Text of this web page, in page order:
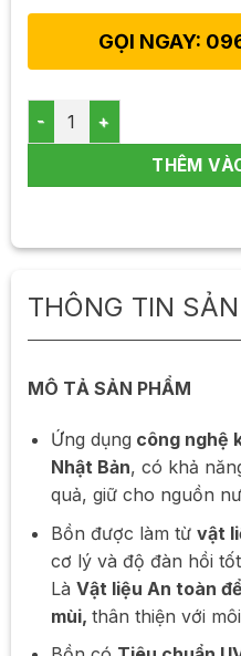
GỌI NGAY:
Bồn nước kháng khuẩn
THÊM
THÔNG TIN
MÔ TẢ SẢN PHẨM
Ứng dụng công nghệ
Nhật Bản, có khả
quả, giữ cho nguồn
Bồn được làm từ vật
cơ lý và độ đàn hồi
Là Vật liệu An toàn
mùi, thân thiện với